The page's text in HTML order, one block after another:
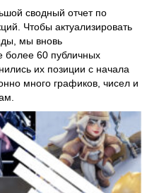
сводный отчет по
Чтобы актуализировать
мы вновь
более 60 публичных
их позиции с начала
много графиков, чисел и